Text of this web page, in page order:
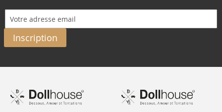
Inscription